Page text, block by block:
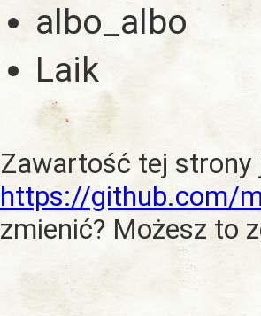
albo_albo
Laik
Zawartość tej strony
https://github.com/
zmienić? Możesz to